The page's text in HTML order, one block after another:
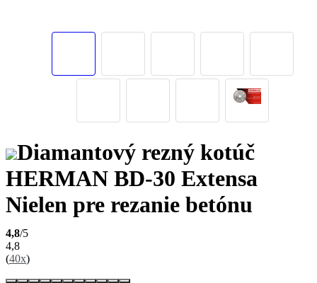
Diamantový rezný kotúč
HERMAN BD-30 Extensa
Nielen pre rezanie betónu
4,8/5
4,8
(40x)